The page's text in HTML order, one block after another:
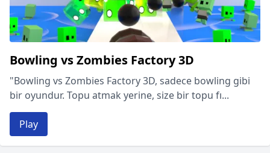
Bowling vs Zombies Factory 3D
"Bowling vs Zombies Factory 3D, sadece bowling gibi
bir oyundur. Topu atmak yerine, size bir topu fı...
Play